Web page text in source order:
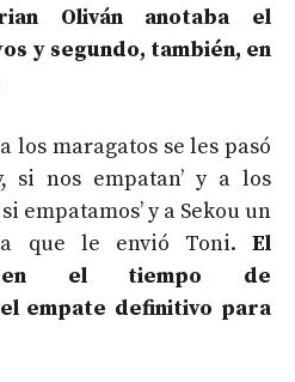
Oliván anotaba el
y segundo, también, en
los maragatos se les pasó
si nos empatan’ y a los
empatamos’ y a Sekou un
que le envió Toni. El
en el tiempo de
empate definitivo para